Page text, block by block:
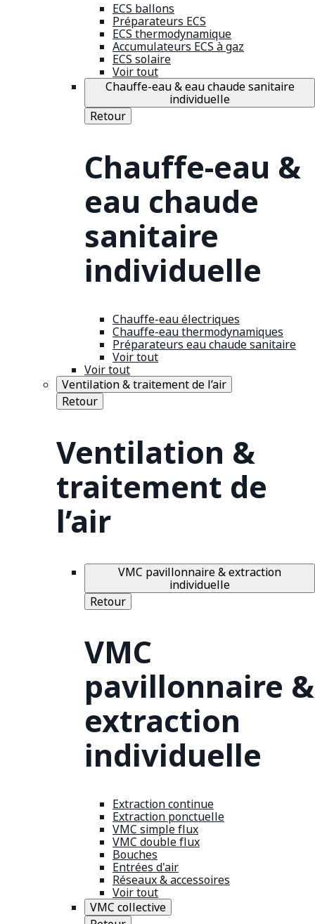
ECS ballons
Préparateurs ECS
ECS thermodynamique
Accumulateurs ECS à gaz
ECS solaire
Voir tout
Chauffe-eau & eau chaude sanitaire
individuelle
Retour
Chauffe-eau &
eau chaude
sanitaire
individuelle
Chauffe-eau électriques
Chauffe-eau thermodynamiques
Préparateurs eau chaude sanitaire
Voir tout
Voir tout
Ventilation & traitement de l’air
Retour
Ventilation &
traitement de
l’air
VMC pavillonnaire & extraction
individuelle
Retour
VMC
pavillonnaire &
extraction
individuelle
Extraction continue
Extraction ponctuelle
VMC simple flux
VMC double flux
Bouches
Entrées d'air
Réseaux & accessoires
Voir tout
VMC collective